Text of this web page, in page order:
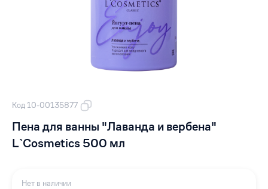
Код 10-00135877
Пена для ванны "Лаванда и вербена"
L`Cosmetics 500 мл
Нет в наличии